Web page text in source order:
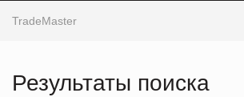
TradeMaster
Результаты поиска